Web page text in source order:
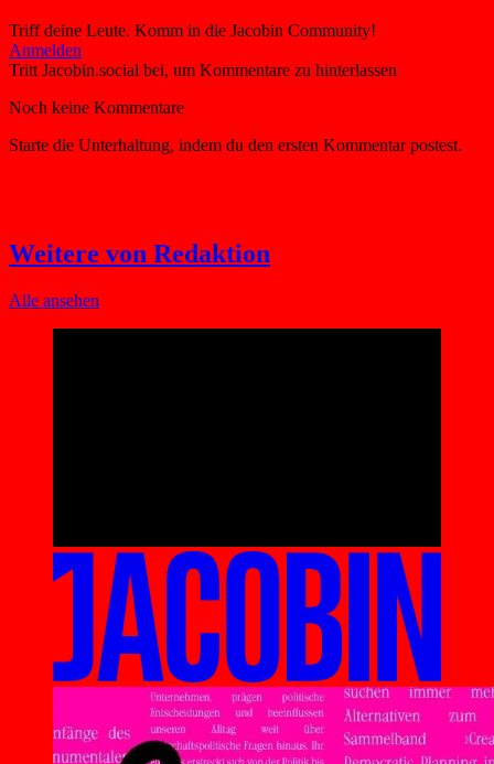
Triff deine Leute. Komm in die Jacobin Community!
Weitere von Redaktion
Alle ansehen